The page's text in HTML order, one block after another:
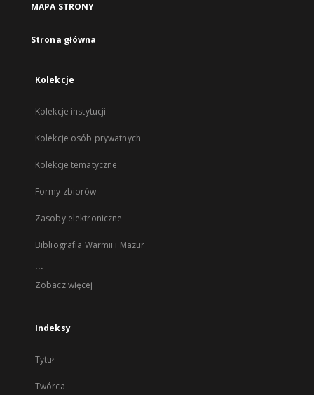
MAPA STRONY
Strona główna
Kolekcje
Kolekcje instytucji
Kolekcje osób prywatnych
Kolekcje tematyczne
Formy zbiorów
Zasoby elektroniczne
Bibliografia Warmii i Mazur
...
Zobacz więcej
Indeksy
Tytuł
Twórca